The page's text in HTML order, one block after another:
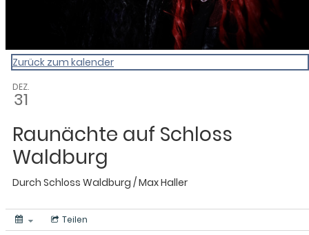
Zurück zum kalender
DEZ.
31
Raunächte auf Schloss
Waldburg
Durch Schloss Waldburg / Max Haller
Teilen